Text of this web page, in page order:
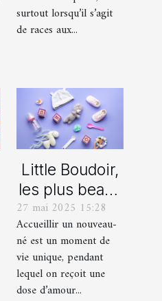
américain
miniature
surtout lorsqu’il s’agit
de races aux...
Little Boudoir,
les plus beaux
cadeaux de
naissance
personnalisés
!
27 mai 2025 15:28
Accueillir un nouveau-
né est un moment de
vie unique, pendant
lequel on reçoit une
dose d’amour...